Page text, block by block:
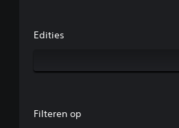
Edities
Filteren op